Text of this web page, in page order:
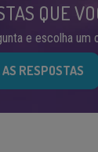
QUE
e escolha um
RESPOSTAS